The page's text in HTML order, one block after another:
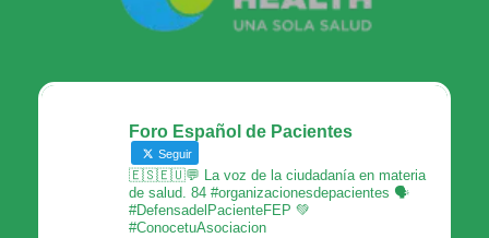
Foro Español de Pacientes
Seguir
🇪🇸🇪🇺💬 La voz de la ciudadanía en materia
de salud. 84 #organizacionesdepacientes 🗣
#DefensadelPacienteFEP 💚
#ConocetuAsociacion